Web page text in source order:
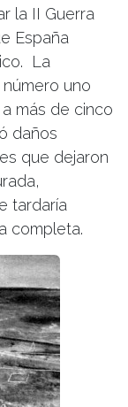
la II Guerra
España
La
uno
más de cinco
daños
que dejaron
tardaría
completa.